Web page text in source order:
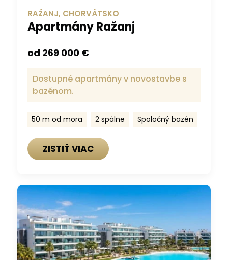
RAŽANJ, CHORVÁTSKO
Apartmány Ražanj
od 269 000 €
Dostupné apartmány v novostavbe s
bazénom.
50 m od mora 2 spálne Spoločný bazén
ZISTIŤ VIAC